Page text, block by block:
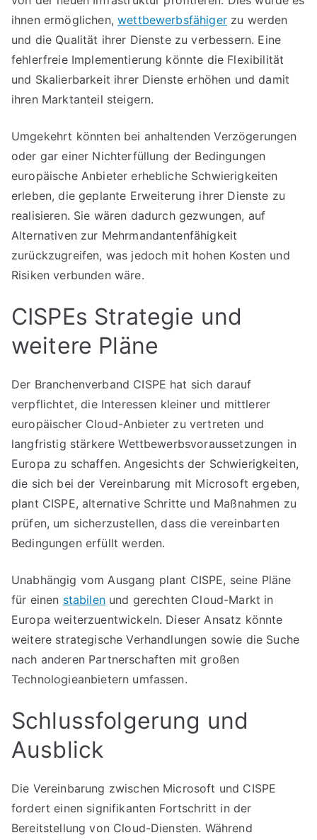
ihnen ermöglichen,wettbewerbsfähigerzu werden
und die Qualität ihrer Dienste zu verbessern. Eine
fehlerfreie Implementierung könnte die Flexibilität
und Skalierbarkeit ihrer Dienste erhöhen und damit
ihren Marktanteil steigern.
Umgekehrt könnten bei anhaltenden Verzögerungen
oder gar einer Nichterfüllung der Bedingungen
europäische Anbieter erhebliche Schwierigkeiten
erleben, die geplante Erweiterung ihrer Dienste zu
realisieren. Sie wären dadurch gezwungen, auf
Alternativen zur Mehrmandantenfähigkeit
zurückzugreifen, was jedoch mit hohen Kosten und
Risiken verbunden wäre.
CISPEs Strategie und
weitere Pläne
Der Branchenverband CISPE hat sich darauf
verpflichtet, die Interessen kleiner und mittlerer
europäischer Cloud-Anbieter zu vertreten und
langfristig stärkere Wettbewerbsvoraussetzungen in
Europa zu schaffen. Angesichts der Schwierigkeiten,
die sich bei der Vereinbarung mit Microsoft ergeben,
plant CISPE, alternative Schritte und Maßnahmen zu
prüfen, um sicherzustellen, dass die vereinbarten
Bedingungen erfüllt werden.
Unabhängig vom Ausgang plant CISPE, seine Pläne
für einen stabilenund gerechten Cloud-Markt in
Europa weiterzuentwickeln. Dieser Ansatz könnte
weitere strategische Verhandlungen sowie die Suche
nach anderen Partnerschaften mit großen
Technologieanbietern umfassen.
Schlussfolgerung und
Ausblick
Die Vereinbarung zwischen Microsoft und CISPE
fordert einen signifikanten Fortschritt in der
Bereitstellung von Cloud-Diensten. Während